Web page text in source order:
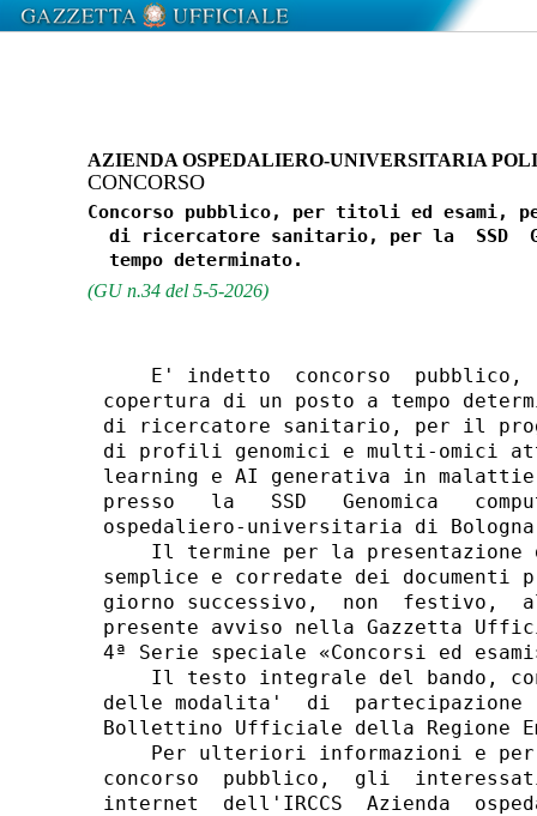
AZIENDA OSPEDALIERO-UNIVERSITARIA
CONCORSO
Concorso pubblico, per titoli ed esami,
di ricercatore sanitario, per la  SSD
(GU n.34 del 5-5-2026)
E' indetto  concorso  pubblico,
copertura di un posto a tempo
di ricercatore sanitario, per il
di profili genomici e multi-omici
learning e AI generativa in
presso   la   SSD   Genomica
ospedaliero-universitaria di
Il termine per la presentazione
semplice e corredate dei
giorno successivo,  non  festivo,
presente avviso nella Gazzetta
4ª Serie speciale «Concorsi ed
Il testo integrale del bando,
delle modalita'  di
Bollettino Ufficiale della Regione
Per ulteriori informazioni e
concorso  pubblico,  gli
internet  dell'IRCCS  Azienda